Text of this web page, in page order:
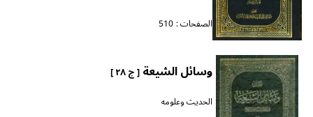
الصفحات : 510
وسائل الشيعة[ ج ٢٨ ]
الحديث وعلومه